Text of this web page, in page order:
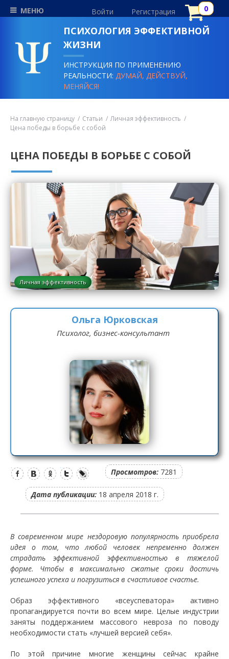
МЕНЮ Войти Регистрация
ПСИХОЛОГИЯ ЭФФЕКТИВНОЙ
ЖИЗНИ
ИНСТРУКЦИЯ ПО ПРИМЕНЕНИЮ
РЕАЛЬНОСТИ:ДУМАЙ, ДЕЙСТВУЙ,
МЕНЯЙСЯ!
На главную страницу Статьи
Личная эффективность
Цена победы в борьбе с собой
ЦЕНА ПОБЕДЫ В БОРЬБЕ С СОБОЙ
Личная эффективность
Ольга Юрковская
Психолог, бизнес-консультант
Просмотров: 7281
Дата публикации: 18 апреля 2018 г.
В современном мире нездоровую популярность приобрела
идея о том, что любой человек непременно должен
страдать эффективной эффективностью в тяжелой
форме. Чтобы в максимально сжатые сроки достичь
успешного успеха и погрузиться в счастливое счастье.
Образ эффективного «всеуспеватора» активно
пропагандируется почти во всем мире. Целые индустрии
заняты поддержанием массового невроза по поводу
необходимости стать «лучшей версией себя».
По этой причине многие женщины сейчас крайне